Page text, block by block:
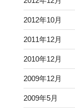
2012年10月
2011年12月
2010年12月
2009年12月
2009年5月